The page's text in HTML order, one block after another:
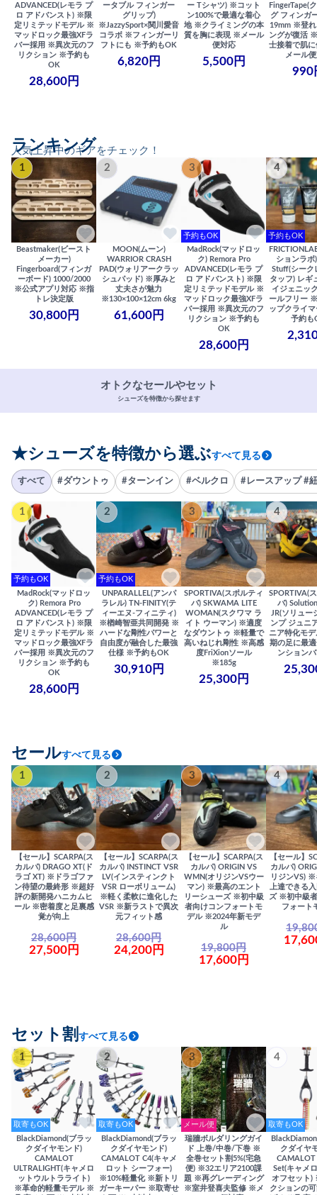
ADVANCED(レモラ プ
ロ アドバンスト) ※限
定リミテッドモデル ※
マッドロック最強XFラ
バー採用 ※異次元のフ
リクション ※予約も
OK
28,600円
ータブル フィンガー
グリップ)
※JazzySport×関川愛音
コラボ ※フィンガーリ
フトにも ※予約もOK
6,820円
ー Tシャツ) ※コット
ン100%で最適な着心
地 ※クライミングの本
質を胸に表現 ※メール
便対応
5,500円
FingerTape(
グ フィンガ
19mm ※登れ
ングが復活
士接着で肌
メール
990
人気上昇中のギアをチェック！
ランキング
1
Beastmaker(ビースト
メーカー)
Fingerboard(フィンガ
ーボード) 1000/2000
※公式アプリ対応 ※指
トレ決定版
30,800円
2
MOON(ムーン)
WARRIOR CRASH
PAD(ウォリアークラッ
シュパッド) ※厚みと
丈夫さが魅力
※130×100×12cm 6kg
61,600円
3
予約もOK
MadRock(マッドロッ
ク) Remora Pro
ADVANCED(レモラ プ
ロ アドバンスト) ※限
定リミテッドモデル ※
マッドロック最強XFラ
バー採用 ※異次元のフ
リクション ※予約も
OK
28,600円
4
予約もOK
ションラボ
Stuff(シーク
タッフ) レギ
イジェニッ
ールフリー
ップクライ
予約も
オトクなセールやセット
シューズを特徴から探せます
★シューズを特徴から選ぶすべて見る
すべて #ダウントゥ #ターンイン #ベルクロ #レースアップ #
1
予約もOK
MadRock(マッドロッ
ク) Remora Pro
ADVANCED(レモラ プ
ロ アドバンスト) ※限
定リミテッドモデル ※
マッドロック最強XFラ
バー採用 ※異次元のフ
リクション ※予約も
OK
28,600円
2
予約もOK
UNPARALLEL(アンパ
ラレル) TN-FINITY(テ
ィーエヌ-フィニティ)
※楢崎智亜共同開発 ※
ハードな剛性パワーと
自由度が融合した最強
仕様 ※予約もOK
30,910円
3
SPORTIVA(スポルティ
バ) SKWAMA LITE
WOMAN(スクワマ ラ
イト ウーマン) ※適度
なダウントゥ ※軽量で
高いねじれ剛性 ※高感
度FriXionソール
※185g
25,300円
4
SPORTIVA(
バ)
JR(ソリュー
ンプ ジュニ
ニア特化モ
期の足に最
ンション
セールすべて見る
1
【セール】SCARPA(ス
カルパ) DRAGO XT(ド
ラゴ XT) ※ドラゴファ
ン待望の最終形 ※超好
評の新開発ハニカムヒ
ール ※密着度と足裏感
覚が向上
28,600円
27,500円
2
【セール】SCARPA(ス
カルパ) INSTINCT VSR
LV(インスティンクト
VSR ローボリューム)
※軽く柔軟に進化した
VSR ※新ラストで異次
元フィット感
28,600円
24,200円
3
【セール】SCARPA(ス
カルパ) ORIGIN VS
WMN(オリジンVSウー
マン) ※最高のエント
リーシューズ ※初中級
者向けコンフォートモ
デル ※2024年新モデ
ル
19,800円
17,600円
4
【セール】
カルパ)
リジンVS) ※
上達できる
ズ ※初中級
フォート
セット割 すべて見る
1
取寄もOK
BlackDiamond(ブラッ
クダイヤモンド)
CAMALOT
ULTRALIGHT(キャメロ
ットウルトラライト)
※革命的軽量モデル ※
2
取寄もOK
BlackDiamond(ブラッ
クダイヤモンド)
CAMALOT C4(キャメ
ロット シーフォー)
※10%軽量化 ※新トリ
ガーキーパー ※取寄せ
3
メール便
瑞牆ボルダリングガイ
ド 上巻/中巻/下巻 ※
全巻セット割5%(宅急
便) ※32エリア2100課
題 ※再グレーディング
※室井登喜夫監修 ※メ
4
取寄もOK
クダイヤ
Set(キャメ
オフセット)
クションの